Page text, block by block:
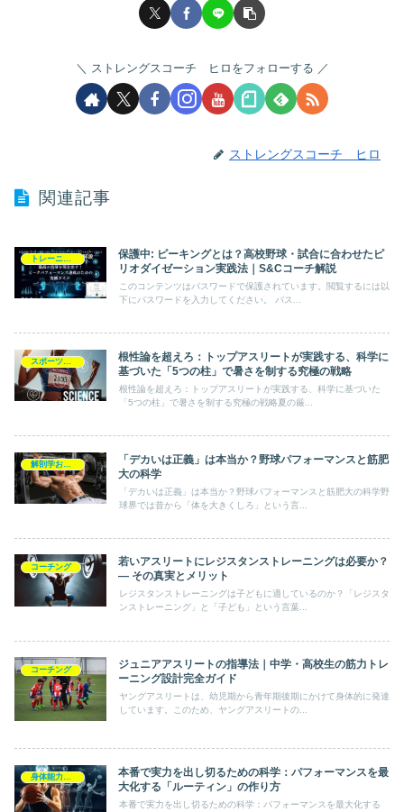
ストレングスコーチ ヒロをフォローする
ストレングスコーチ ヒロ
関連記事
保護中: ピーキングとは？高校野球・試合に合わせたピ
リオダイゼーション実践法｜S&Cコーチ解説
このコンテンツはパスワードで保護されています。閲覧するには以
下にパスワードを入力してください。 パス...
根性論を超えろ：トップアスリートが実践する、科学に
基づいた「5つの柱」で暑さを制する究極の戦略
根性論を超えろ：トップアスリートが実践する、科学に基づいた
「5つの柱」で暑さを制する究極の戦略夏の厳...
「デカいは正義」は本当か？野球パフォーマンスと筋肥
大の科学
「デカいは正義」は本当か？野球パフォーマンスと筋肥大の科学野
球界では昔から「体を大きくしろ」という言...
コーチング
若いアスリートにレジスタンストレーニングは必要か？
― その真実とメリット
レジスタンストレーニングは子どもに適しているのか？「レジスタ
ンストレーニング」と「子ども」という言葉...
コーチング
ジュニアアスリートの指導法｜中学・高校生の筋力トレ
ーニング設計完全ガイド
ヤングアスリートは、幼児期から青年期後期にかけて身体的に発達
しています。このため、ヤングアスリートの...
身体能力の向上
本番で実力を出し切るための科学：パフォーマンスを最
大化する「ルーティン」の作り方
本番で実力を出し切るための科学：パフォーマンスを最大化する